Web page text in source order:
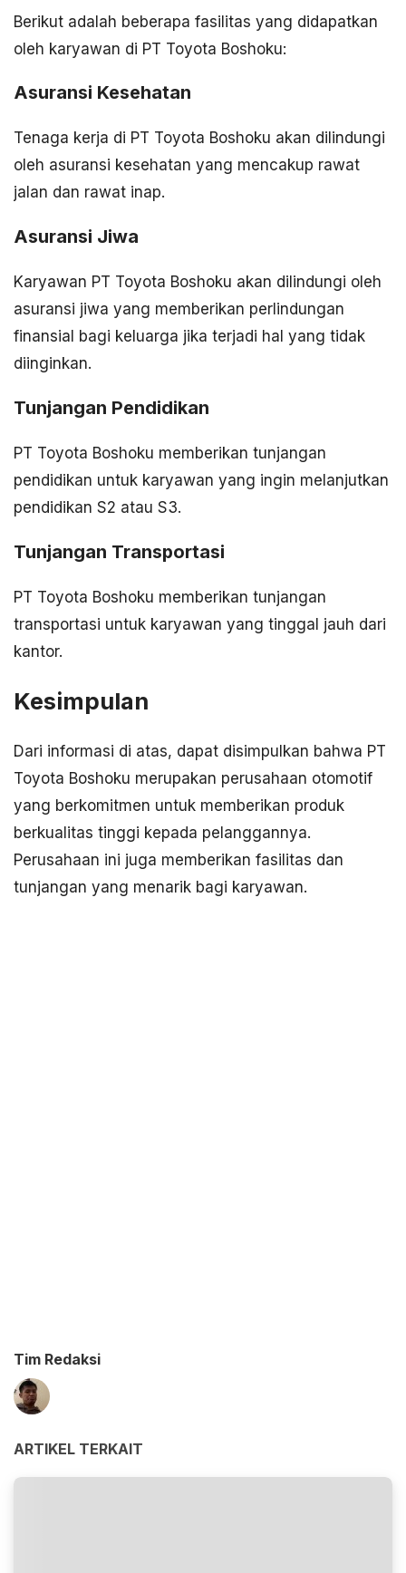
Berikut adalah beberapa fasilitas yang didapatkan
oleh karyawan di PT Toyota Boshoku:
Asuransi Kesehatan
Tenaga kerja di PT Toyota Boshoku akan dilindungi
oleh asuransi kesehatan yang mencakup rawat
jalan dan rawat inap.
Asuransi Jiwa
Karyawan PT Toyota Boshoku akan dilindungi oleh
asuransi jiwa yang memberikan perlindungan
finansial bagi keluarga jika terjadi hal yang tidak
diinginkan.
Tunjangan Pendidikan
PT Toyota Boshoku memberikan tunjangan
pendidikan untuk karyawan yang ingin melanjutkan
pendidikan S2 atau S3.
Tunjangan Transportasi
PT Toyota Boshoku memberikan tunjangan
transportasi untuk karyawan yang tinggal jauh dari
kantor.
Kesimpulan
Dari informasi di atas, dapat disimpulkan bahwa PT
Toyota Boshoku merupakan perusahaan otomotif
yang berkomitmen untuk memberikan produk
berkualitas tinggi kepada pelanggannya.
Perusahaan ini juga memberikan fasilitas dan
tunjangan yang menarik bagi karyawan.
Tim Redaksi
ARTIKEL TERKAIT